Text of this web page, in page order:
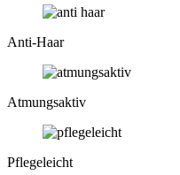
Anti-Haar
Atmungs­aktiv
Pflege­leicht